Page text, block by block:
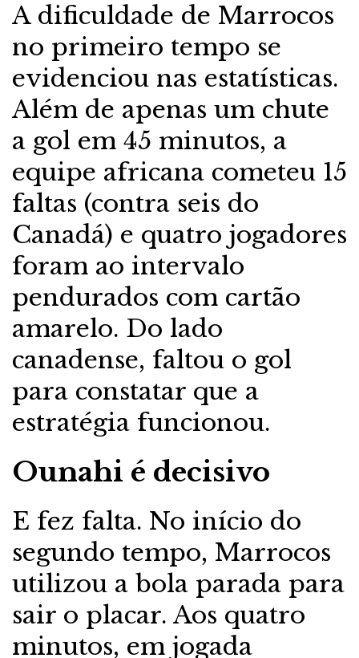
A dificuldade de Marrocos
no primeiro tempo se
evidenciou nas estatísticas.
Além de apenas um chute
a gol em 45 minutos, a
equipe africana cometeu 15
faltas (contra seis do
Canadá) e quatro jogadores
foram ao intervalo
pendurados com cartão
amarelo. Do lado
canadense, faltou o gol
para constatar que a
estratégia funcionou.
Ounahi é decisivo
E fez falta. No início do
segundo tempo, Marrocos
utilizou a bola parada para
sair o placar. Aos quatro
minutos, em jogada